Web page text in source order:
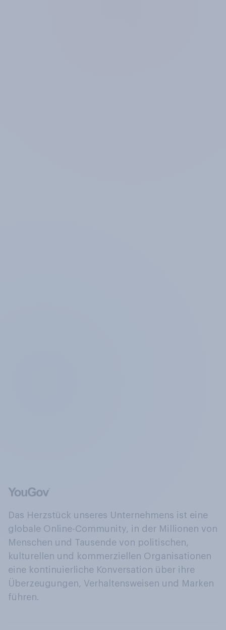
Das Herzstück unseres Unternehmens ist eine
globale Online-Community, in der Millionen von
Menschen und Tausende von politischen,
kulturellen und kommerziellen Organisationen
eine kontinuierliche Konversation über ihre
Überzeugungen, Verhaltensweisen und Marken
führen.